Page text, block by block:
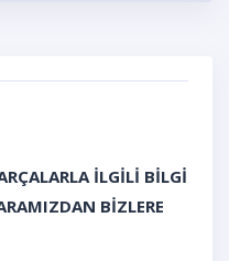
İLGİLİ BİLGİ
BİZLERE